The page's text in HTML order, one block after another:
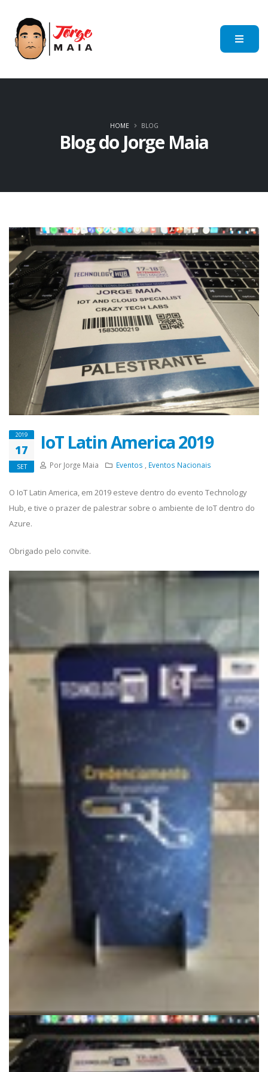
Blog do Jorge Maia
HOME BLOG
2019
17
SET
IoT Latin America 2019
Por Jorge Maia Eventos Eventos Nacionais
O IoT Latin America, em 2019 esteve dentro do evento Technology
Hub, e tive o prazer de palestrar sobre o ambiente de IoT dentro do
Azure.
Obrigado pelo convite.